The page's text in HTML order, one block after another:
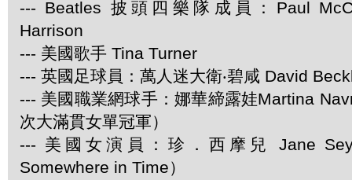
--- Beatles 披頭四樂隊成員：Paul
Harrison
--- 美國歌手 Tina Turner
--- 英國足球員：萬人迷大衛‧碧咸 David
--- 美國職業網球手：娜華締露娃Martina
次大滿貫女單冠軍）
--- 美國女演員：珍．西摩兒 Jane
Somewhere in Time）